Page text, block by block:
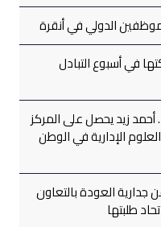
الدولي في أنقرة
في أسبوع التبادل
زيد يحصل على المركز
الإدارية في الوطن
العودة بالتعاون
طلبتها